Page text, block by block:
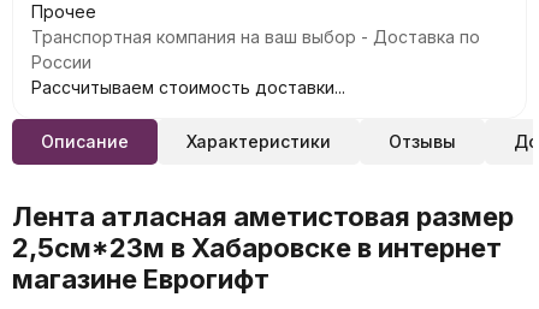
Прочее
Транспортная компания на ваш выбор - Доставка по
России
Рассчитываем стоимость доставки...
Описание Характеристики Отзывы
Лента атласная аметистовая размер
2,5см*23м в Хабаровске в интернет
магазине Еврогифт